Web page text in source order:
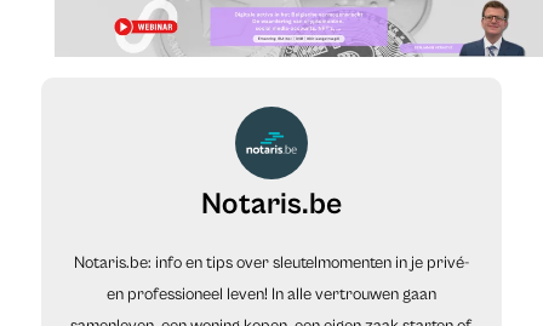
Notaris.be
Notaris.be: info en tips over sleutelmomenten in je privé-
en professioneel leven! In alle vertrouwen gaan